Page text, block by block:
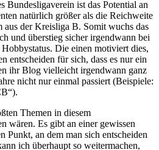
Bundesligaverein ist das Potential an
natürlich größer als die Reichweite
aus der Kreisliga B. Somit wuchs das
und überstieg sicher irgendwann bei
Die einen motiviert dies,
entscheiden für sich, dass es nur ein
ihr Blog vielleicht irgendwann ganz
nicht nur einmal passiert (Beispiele:
Themen in diesem
wären. Es gibt an einer gewissen
Punkt, an dem man sich entscheiden
ich überhaupt so weitermachen,